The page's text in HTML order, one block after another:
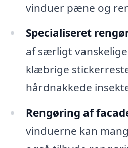
vinduer pæne og
Specialiseret
af særligt
klæbrige
hårdnakkede
Rengøring af
vinduerne kan